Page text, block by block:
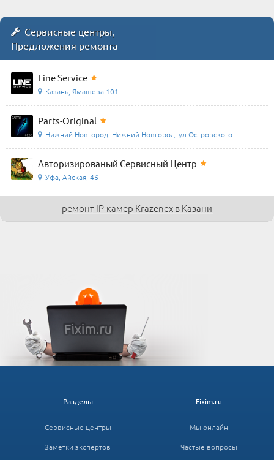
Сервисные центры,
Предложения ремонта
Line Service
Казань, Ямашева 101
Parts-Original
Нижний Новгород, Нижний Новгород, ул.Островского ...
Авторизированый Сервисный Центр
Уфа, Айская, 46
ремонт IP-камер Krazenex в Казани
Fixim.ru
Мы онлайн
Частые вопросы
Разделы
Сервисные центры
Заметки экспертов